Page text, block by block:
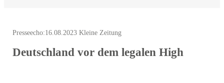
Presseecho:16.08.2023 Kleine Zeitung
Deutschland vor dem legalen High